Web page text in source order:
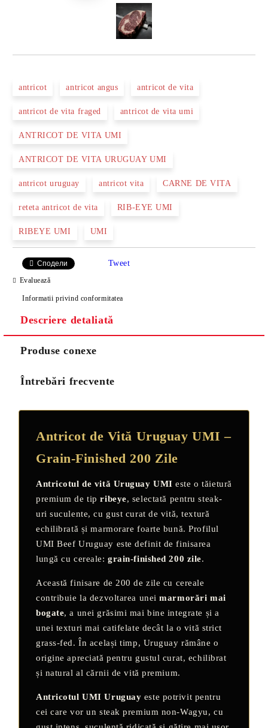
antricot antricot angus antricot de vita
antricot de vita fraged antricot de vita umi
ANTRICOT DE VITA UMI
ANTRICOT DE VITA URUGUAY UMI
antricot uruguay antricot vita CARNE DE VITA
reteta antricot de vita RIB-EYE UMI
RIBEYE UMI UMI
Сподели Tweet
Evaluează
Informatii privind conformitatea
Descriere detaliată
Produse conexe
Întrebări frecvente
Antricot de Vită Uruguay UMI –
Grain-Finished 200 Zile
Antricotul de vită Uruguay UMI este o tăietură
premium de tipribeye, selectată pentru steak-
uri suculente, cu gust curat de vită, textură
echilibrată și marmorare foarte bună. Profilul
UMI Beef Uruguay este definit de finisarea
lungă cu cereale:grain-finished 200 zile.
Această finisare de 200 de zile cu cereale
contribuie la dezvoltarea uneimarmorări mai
bogate, a unei grăsimi mai bine integrate și a
unei texturi mai catifelate decât la o vită strict
grass-fed. În același timp, Uruguay rămâne o
origine apreciată pentru gustul curat, echilibrat
și natural al cărnii de vită premium.
Antricotul UMI Uruguay este potrivit pentru
cei care vor un steak premium non-Wagyu, cu